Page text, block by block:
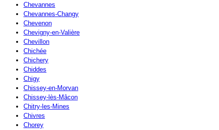
Chevannes
Chevannes-Changy
Chevenon
Chevigny-en-Valière
Chevillon
Chichée
Chichery
Chiddes
Chigy
Chissey-en-Morvan
Chissey-lès-Mâcon
Chitry-les-Mines
Chivres
Chorey